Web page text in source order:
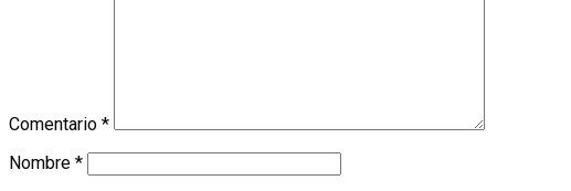
Comentario *
Nombre *